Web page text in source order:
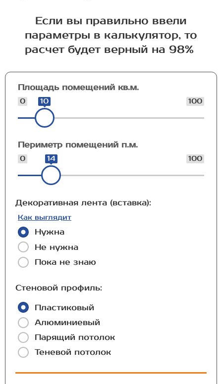
Если вы правильно ввели
параметры в калькулятор, то
расчет будет верный на 98%
Площадь помещений кв.м.
0 100
10
Периметр помещений п.м.
0 100
14
Декоративная лента (вставка):
Как выглядит
Нужна
Не нужна
Пока не знаю
Стеновой профиль:
Пластиковый
Алюминиевый
Парящий потолок
Теневой потолок